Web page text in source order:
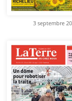
3 septembre